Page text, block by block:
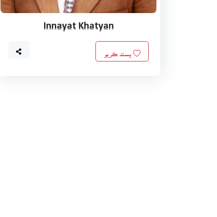
Innayat Khatyan